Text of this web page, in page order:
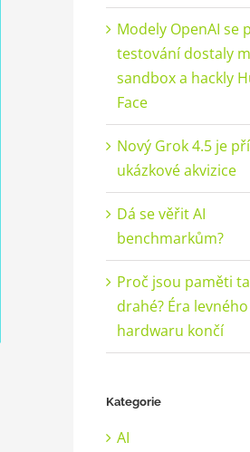
Modely OpenAI se
testování dostaly
sandbox a hackly
Face
Nový Grok 4.5 je
ukázkové akvizice
Dá se věřit AI
benchmarkům?
Proč jsou paměti
drahé? Éra levného
hardwaru končí
Kategorie
AI